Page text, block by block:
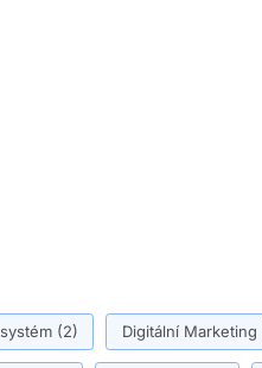
(2) Digitální Marketing